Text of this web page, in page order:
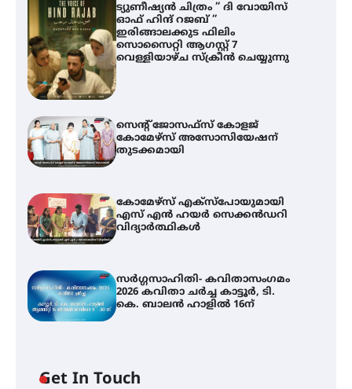
ട്യുണീഷ്യൻ ചിത്രം ” ദി വോയിസ്
ഓഫ് ഹിന്ദ് റജബ് ”
ഇരിങ്ങാലക്കുട ഫിലിം
സൊസൈറ്റി ആഗസ്റ്റ് 7
വെള്ളിയാഴ്ച സ്‌ക്രീൻ ചെയ്യുന്നു
സെന്റ് ജോസഫ്സ് കോളജ്
കോമേഴ്‌സ് അസോസിയേഷന്
തുടക്കമായി
കോമേഴ്സ് എക്സ്പോയുമായി
എസ് എൻ ഹയർ സെക്കൻഡറി
വിദ്യാർത്ഥികൾ
സർഗ്ഗസാഹിതി- കവിതാസംഗമം
2026 കവിതാ ചർച്ച കാട്ടൂർ, ടി.
കെ. ബാലൻ ഹാളിൽ 16ന്
Get In Touch